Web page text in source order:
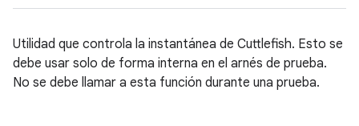
Utilidad que controla la instantánea de Cuttlefish. Esto se
debe usar solo de forma interna en el arnés de prueba.
No se debe llamar a esta función durante una prueba.